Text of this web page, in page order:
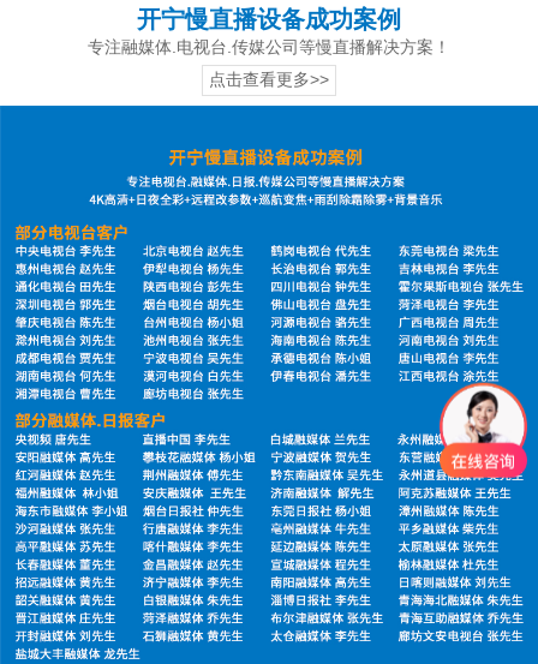
开宁慢直播设备成功案例
专注融媒体.电视台.传媒公司等慢直播解决方案！
点击查看更多>>